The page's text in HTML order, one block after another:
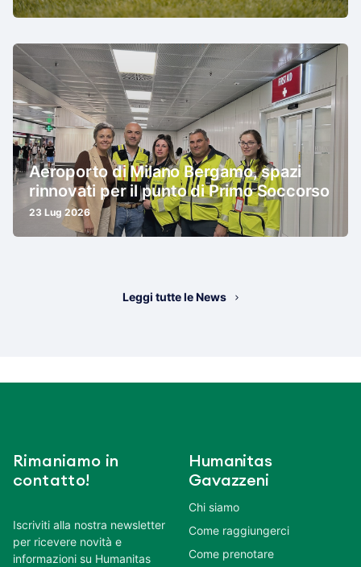
Aeroporto di Milano Bergamo, spazi
rinnovati per il punto di Primo Soccorso
23 Lug 2026
Leggi tutte le News
Rimaniamo in
contatto!
Iscriviti alla nostra newsletter
per ricevere novità e
informazioni su Humanitas
Humanitas
Gavazzeni
Chi siamo
Come raggiungerci
Come prenotare